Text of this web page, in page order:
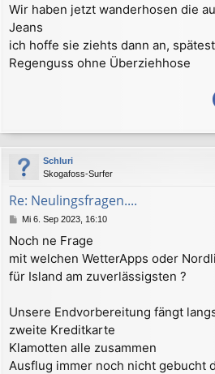
i
t
r
a
g
Wir haben jetzt wanderhosen die
Jeans
ich hoffe sie ziehts dann an,
Regenguss ohne Überziehhose
Schluri
Skogafoss-Surfer
Re: Neulingsfragen....
B
i
t
r
a
Mi 6. Sep 2023, 16:10
Noch ne Frage
mit welchen WetterApps oder
für Island am zuverlässigsten ?
Unsere Endvorbereitung fängt
zweite Kreditkarte
Klamotten alle zusammen
Ausflug immer noch nicht gebucht